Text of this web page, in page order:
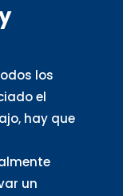
los
el
hay que
un